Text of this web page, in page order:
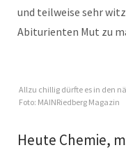
und teilweise sehr
Abiturienten Mut zu
Allzu chillig dürfte es in den
Foto: MAINRiedberg Magazin
Heute Chemie,